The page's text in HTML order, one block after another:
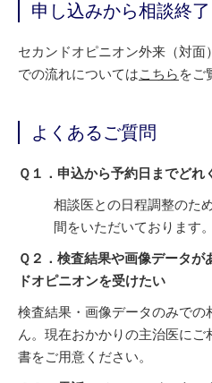
申し込みから相談終
セカンドオピニオン外来（対面
での流れについてはこちら をご
よくあるご質問
Ｑ１．申込から予約日までど
相談医との日程調整のた
間をいただいております。
Ｑ２．検査結果や画像データ
ドオピニオンを受けたい
検査結果・画像データのみで
ん。現在おかかりの主治医に
書をご用意ください。